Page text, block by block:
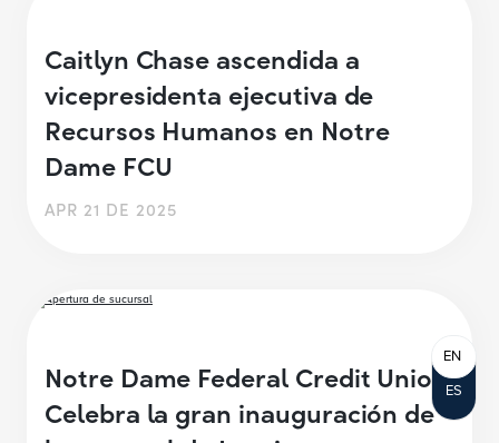
Caitlyn Chase ascendida a
vicepresidenta ejecutiva de
Recursos Humanos en Notre
Dame FCU
APR 21 DE 2025
Notre Dame Federal Credit Union
Celebra la gran inauguración de
ES
EN